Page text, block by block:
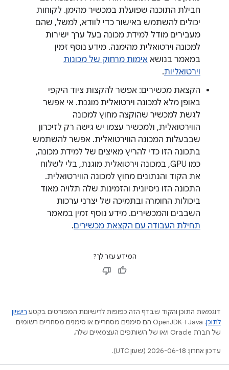
חבילת התוכנה שפועלת במכשיר מהימן. לקוחות
יכולים להשתמש באישור כדי לוודא, למשל, שהם
מעבירים מודל למידת מכונה בעל ערך ישירות
למכונה וירטואלית מהימנה. מידע נוסף זמין
במאמר בנושא אימות מרחוק של מכונות
וירטואליות.
הקצאת מכשירים: אפשר להקצות ציוד היקפי
באופן מלא למכונה וירטואלית מוגנת. אי אפשר
לגשת למכשיר שהוקצה מחוץ למכונה
הווירטואלית, ולמכשיר עצמו יש גישה רק לזיכרון
שבבעלות המכונה הווירטואלית. אפשר להשתמש
בתכונה הזו כדי להריץ מאיצים של למידת מכונה,
כמו GPU, במכונה וירטואלית מוגנת, בלי לשלוח
את הקוד והנתונים מחוץ למכונה הווירטואלית.
התכונה הזו ניסיונית והזמינות שלה תלויה מאוד
ביכולות החומרה ובתמיכה של יצרני ערכות
השבבים והמכשירים. מידע נוסף זמין במאמר
תחילת העבודה עם הקצאת מכשירים.
המידע עזר לך?
דוגמאות התוכן והקוד שבדף הזה כפופות לרישיונות המפורטים בקטע רישיון
לתוכן
.‏ Java ו-OpenJDK הם סימנים מסחריים או סימנים מסחריים רשומים
של חברת Oracle ו/או של השותפים העצמאיים שלה.
עדכון אחרון: 2026-06-18 (שעון UTC).